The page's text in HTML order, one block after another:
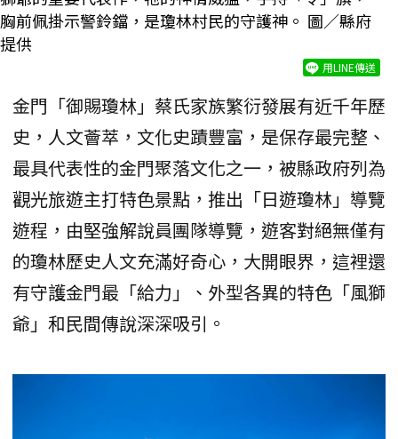
胸前佩掛示警鈴鐺，是瓊林村民的守護神。 圖／縣府
提供
用LINE傳送
金門「御賜瓊林」蔡氏家族繁衍發展有近千年歷
史，人文薈萃，文化史蹟豐富，是保存最完整、
最具代表性的金門聚落文化之一，被縣政府列為
觀光旅遊主打特色景點，推出「日遊瓊林」導覽
遊程，由堅強解說員團隊導覽，遊客對絕無僅有
的瓊林歷史人文充滿好奇心，大開眼界，這裡還
有守護金門最「給力」、外型各異的特色「風獅
爺」和民間傳說深深吸引。